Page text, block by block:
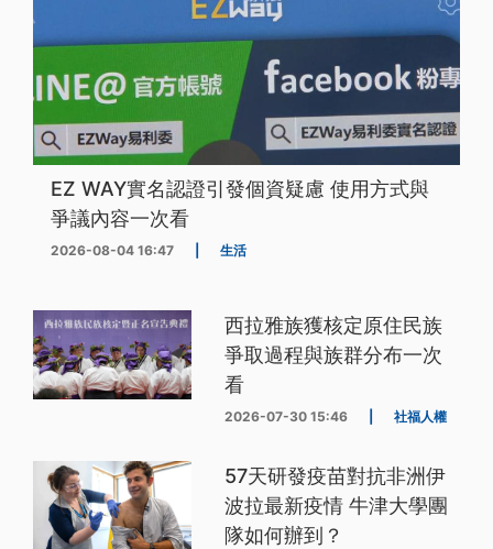
EZ WAY實名認證引發個資疑慮 使用方式與
爭議內容一次看
2026-08-04 16:47 生活
西拉雅族獲核定原住民族
爭取過程與族群分布一次
看
2026-07-30 15:46 社福人權
57天研發疫苗對抗非洲伊
波拉最新疫情 牛津大學團
隊如何辦到？